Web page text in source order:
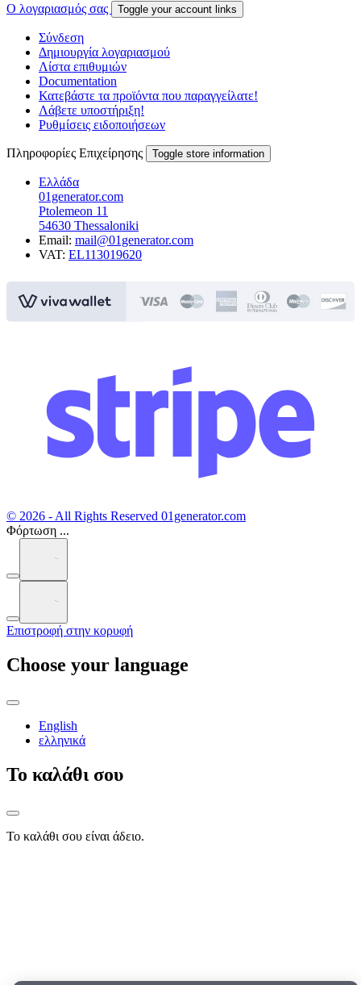
Ο λογαριασμός σας Toggle your account links
Σύνδεση
Δημιουργία λογαριασμού
Λίστα επιθυμιών
Documentation
Κατεβάστε τα προϊόντα που παραγγείλατε!
Λάβετε υποστήριξη!
Ρυθμίσεις ειδοποιήσεων
Πληροφορίες Επιχείρησης Toggle store information
Ελλάδα
01generator.com
Ptolemeon 11
54630 Thessaloniki
Email: mail@01generator.com
VAT: EL113019620
© 2026 - All Rights Reserved 01generator.com
Φόρτωση ...
Επιστροφή στην κορυφή
Choose your language
English
ελληνικά
Το καλάθι σου
Το καλάθι σου είναι άδειο.